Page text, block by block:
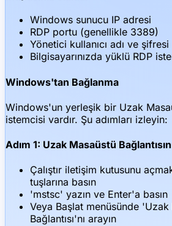
Windows sunucu IP adresi
RDP portu (genellikle 3389)
Yönetici kullanıcı adı ve şifresi
Bilgisayarınızda yüklü RDP
Windows'tan Bağlanma
Windows'un yerleşik bir Uzak
istemcisi vardır. Şu adımları izleyin:
Adım 1: Uzak Masaüstü
Çalıştır iletişim kutusunu
tuşlarına basın
'mstsc' yazın ve Enter'a basın
Veya Başlat menüsünde 'Uzak
Bağlantısı'nı arayın